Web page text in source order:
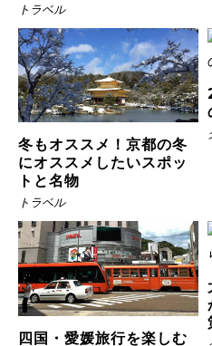
トラベル
冬もオススメ！京都の冬
にオススメしたいスポッ
トと名物
トラベル
四国・愛媛旅行を楽しむ